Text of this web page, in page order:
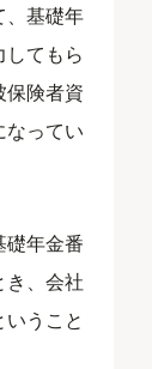
、基礎年
てもら
険者資
なってい
礎年金番
き、会社
うこと